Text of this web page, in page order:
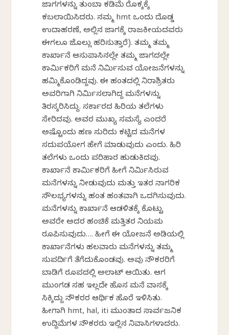
ಜಾಗಗಳನ್ನು ತುಂಬಾ ಕಡಿಮೆ ರೊಕ್ಕಕ್ಕೆ
ಕಬಲಾಯಿಸಿದರು. ನಮ್ಮ hmt ಒಂದು ದೊಡ್ಡ
ಉದಾಹರಣೆ, ಅಲ್ಲಿನ ಜಾಗಕ್ಕೆ ರಾಜಕೀಯದವರು
ಈಗಲೂ ಜೊಲ್ಲು ಹರಿಸುತ್ತಾರೆ). ತಮ್ಮ ತಮ್ಮ
ಕಾರ್ಖಾನೆ ಆಸುಪಾಸಿನಲ್ಲೇ ತಮ್ಮ ಜಾಗದಲ್ಲೇ
ಕಾರ್ಮಿಕರಿಗೆ ಮನೆ ನಿರ್ಮಿಸುವ ಯೋಜನೆಗಳನ್ನು
ಹಮ್ಮಿಕೊಂಡಿದ್ದವು. ಈ ಹಂತದಲ್ಲಿ ನಿರಾಶ್ರಿತರು
ಅವರಿಗಾಗಿ ನಿರ್ಮಿಸಲಾಗಿದ್ದ ಮನೆಗಳನ್ನು
ತಿರಸ್ಕರಿಸಿದ್ದು. ಸರ್ಕಾರದ ಹಿರಿಯ ತಲೆಗಳು
ಸೇರಿದವು. ಅವರ ಮುಖ್ಯ ಸಮಸ್ಯೆ ಎಂದರೆ
ಅಷ್ಟೊಂದು ಹಣ ಸುರಿದು ಕಟ್ಟಿದ ಮನೆಗಳ
ಸದುಪಯೋಗ ಹೇಗೆ ಮಾಡುವುದು ಎಂದು. ಹಿರಿ
ತಲೆಗಳು ಒಂದು ಪರಿಹಾರ ಹುಡುಕಿದವು.
ಕಾರ್ಖಾನೆ ಕಾರ್ಮಿಕರಿಗೆ ಹೀಗೆ ನಿರ್ಮಿಸಿರುವ
ಮನೆಗಳನ್ನು ನೀಡುವುದು ಮತ್ತು ಇತರ ನಾಗರಿಕ
ಸೌಲಭ್ಯಗಳನ್ನು ಹಂತ ಹಂತವಾಗಿ ಒದಗಿಸುವುದು.
ಮನೆಗಳನ್ನು ಕಾರ್ಖಾನೆ ಆಡಳಿತಕ್ಕೆ ಕೊಟ್ಟು
ಅವರೇ ಅದರ ಹಂಚಿಕೆ ಮತ್ತಿತರ ನಿಯಮ
ರೂಪಿಸುವುದು…. ಹೀಗೆ ಈ ಯೋಜನೆ ಅಡಿಯಲ್ಲಿ
ಕಾರ್ಖಾನೆಗಳು ಹಲವಾರು ಮನೆಗಳನ್ನು ತಮ್ಮ
ಸುಪರ್ದಿಗೆ ತೆಗೆದುಕೊಂಡವು. ಅವು ನೌಕರರಿಗೆ
ಬಾಡಿಗೆ ರೂಪದಲ್ಲಿ ಅಲಾಟ್ ಆಯಿತು. ಆಗ
ಮುಂಗಡ ಸಹ ಇಲ್ಲದೇ ಹೊಸ ಮನೆ ವಾಸಕ್ಕೆ
ಸಿಕ್ಕಿದ್ದು ನೌಕರರ ಆರ್ಥಿಕ ಹೊರೆ ಇಳಿಸಿತು.
ಹೀಗಾಗಿ hmt, hal, iti ಮುಂತಾದ ಸಾರ್ವಜನಿಕ
ಉದ್ದಿಮೆಗಳ ನೌಕರರು ಇಲ್ಲಿನ ನಿವಾಸಿಗಳಾದರು.